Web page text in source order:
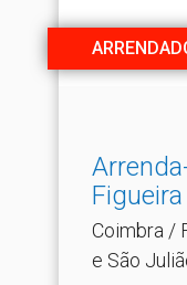
Coimbra /
e São